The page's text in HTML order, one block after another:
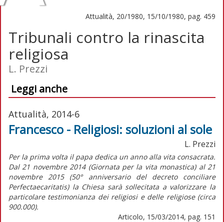
Attualità, 20/1980, 15/10/1980, pag. 459
Tribunali contro la rinascita
religiosa
L. Prezzi
Leggi anche
Attualità, 2014-6
Francesco - Religiosi: soluzioni al sole
L. Prezzi
Per la prima volta il papa dedica un anno alla vita consacrata.
Dal 21 novembre 2014 (Giornata per la vita monastica) al 21
novembre 2015 (50° anniversario del decreto conciliare
Perfectaecaritatis) la Chiesa sarà sollecitata a valorizzare la
particolare testimonianza dei religiosi e delle religiose (circa
900.000).
Articolo, 15/03/2014, pag. 151